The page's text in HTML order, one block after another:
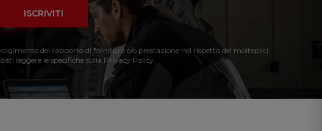
ISCRIVITI
del rapporto di fornitura e/o prestazione nel rispetto dei molteplici
leggere le specifiche sulla Privacy Policy.